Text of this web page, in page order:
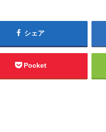
シェア
Pocket